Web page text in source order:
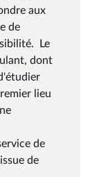
aux
de
Le
dont
lieu
de
de